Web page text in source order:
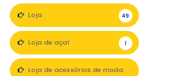
Loja 49
Loja de açaí 1
Loja de acessórios de moda